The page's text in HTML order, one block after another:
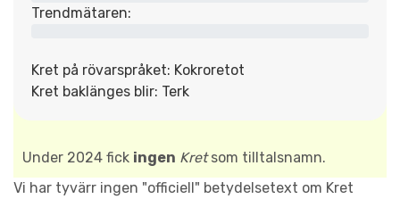
Trendmätaren:
Kret på rövarspråket: Kokroretot
Kret baklänges blir: Terk
Under 2024 fick ingen Kretsom tilltalsnamn.
Vi har tyvärr ingen "officiell" betydelsetext om Kret